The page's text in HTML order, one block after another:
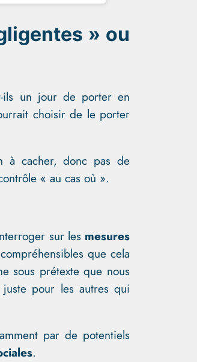
» ou
ils un jour de porter en
choisir de le porter
à cacher, donc pas de
« au cas où ».
sur les mesures
que cela
sous prétexte que nous
pour les autres qui
par de potentiels
.